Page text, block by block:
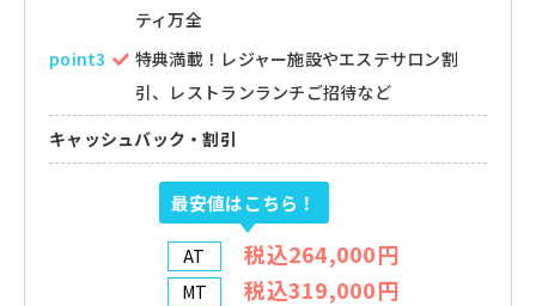
ティ万全
point3
特典満載！レジャー施設やエステサロン割
引、レストランランチご招待など
キャッシュバック・割引
最安値はこちら！
AT 税込264,000円
MT 税込319,000円